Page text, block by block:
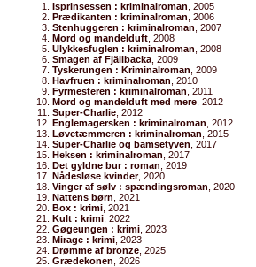
Isprinsessen : kriminalroman , 2005
Prædikanten : kriminalroman , 2006
Stenhuggeren : kriminalroman , 2007
Mord og mandelduft , 2008
Ulykkesfuglen : kriminalroman , 2008
Smagen af Fjällbacka , 2009
Tyskerungen : Kriminalroman , 2009
Havfruen : kriminalroman , 2010
Fyrmesteren : kriminalroman , 2011
Mord og mandelduft med mere , 2012
Super-Charlie , 2012
Englemagersken : kriminalroman , 2012
Løvetæmmeren : kriminalroman , 2015
Super-Charlie og bamsetyven , 2017
Heksen : kriminalroman , 2017
Det gyldne bur : roman , 2019
Nådesløse kvinder, 2020
Vinger af sølv : spændingsroman , 2020
Nattens børn , 2021
Box : krimi , 2021
Kult : krimi , 2022
Gøgeungen : krimi , 2023
Mirage : krimi , 2023
Drømme af bronze , 2025
Grædekonen , 2026